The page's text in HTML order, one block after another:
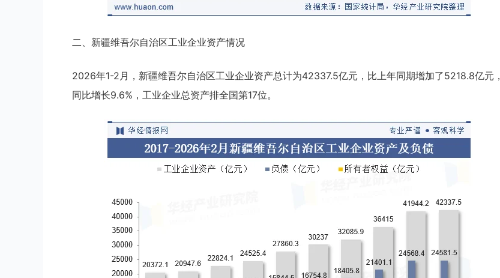
二、新疆维吾尔自治区工业企业资产情况
2026年1-2月，新疆维吾尔自治区工业企业资产总计为42337.5亿元，比上年同期增加了5218.8亿元，
同比增长9.6%，工业企业总资产排全国第17位。